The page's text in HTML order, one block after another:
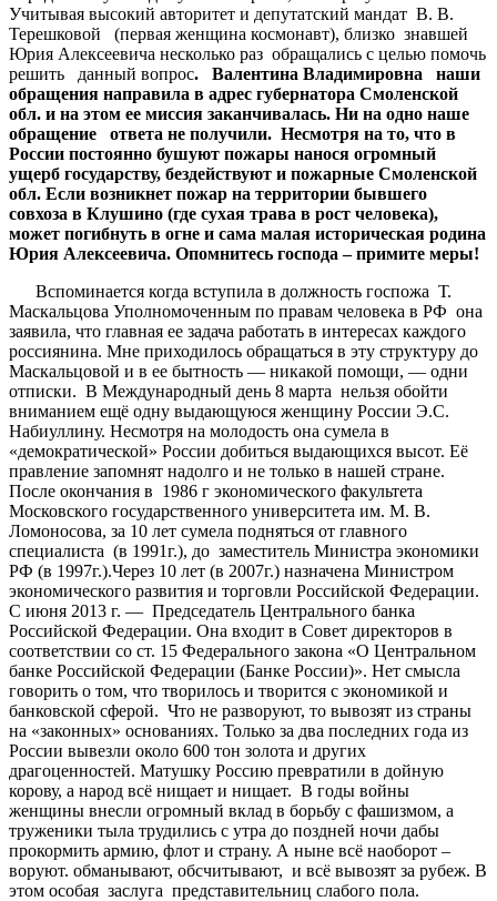
Учитывая высокий авторитет и депутатский мандат В. В.
Терешковой (первая женщина космонавт), близко знавшей
Юрия Алексеевича несколько раз обращались с целью помочь
решить данный вопрос. Валентина Владимировна наши
обращения направила в адрес губернатора Смоленской
обл. и на этом ее миссия заканчивалась. Ни на одно наше
обращение ответа не получили. Несмотря на то, что в
России постоянно бушуют пожары нанося огромный
ущерб государству, бездействуют и пожарные Смоленской
обл. Если возникнет пожар на территории бывшего
совхоза в Клушино (где сухая трава в рост человека),
может погибнуть в огне и сама малая историческая родина
Юрия Алексеевича. Опомнитесь господа – примите меры!
Вспоминается когда вступила в должность госпожа Т.
Маскальцова Уполномоченным по правам человека в РФ она
заявила, что главная ее задача работать в интересах каждого
россиянина. Мне приходилось обращаться в эту структуру до
Маскальцовой и в ее бытность — никакой помощи, — одни
отписки. В Международный день 8 марта нельзя обойти
вниманием ещё одну выдающуюся женщину России Э.С.
Набиуллину. Несмотря на молодость она сумела в
«демократической» России добиться выдающихся высот. Её
правление запомнят надолго и не только в нашей стране.
После окончания в 1986 г экономического факультета
Московского государственного университета им. М. В.
Ломоносова, за 10 лет сумела подняться от главного
специалиста (в 1991г.), до заместитель Министра экономики
РФ (в 1997г.).Через 10 лет (в 2007г.) назначена Министром
экономического развития и торговли Российской Федерации.
С июня 2013 г. — Председатель Центрального банка
Российской Федерации. Она входит в Совет директоров в
соответствии со ст. 15 Федерального закона «О Центральном
банке Российской Федерации (Банке России)». Нет смысла
говорить о том, что творилось и творится с экономикой и
банковской сферой. Что не разворуют, то вывозят из страны
на «законных» основаниях. Только за два последних года из
России вывезли около 600 тон золота и других
драгоценностей. Матушку Россию превратили в дойную
корову, а народ всё нищает и нищает. В годы войны
женщины внесли огромный вклад в борьбу с фашизмом, а
труженики тыла трудились с утра до поздней ночи дабы
прокормить армию, флот и страну. А ныне всё наоборот –
воруют. обманывают, обсчитывают, и всё вывозят за рубеж. В
этом особая заслуга представительниц слабого пола.